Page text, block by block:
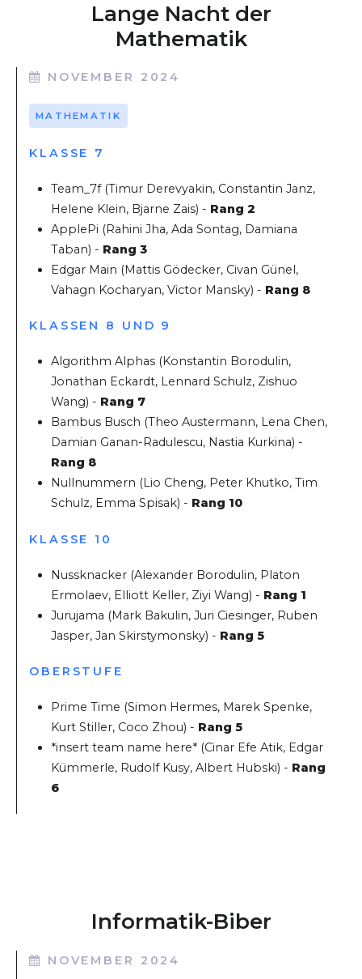
Lange Nacht der
Mathematik
NOVEMBER 2024
MATHEMATIK
KLASSE 7
Team_7f (Timur Derevyakin, Constantin Janz,
Helene Klein, Bjarne Zais) - Rang 2
ApplePi (Rahini Jha, Ada Sontag, Damiana
Taban) - Rang 3
Edgar Main (Mattis Gödecker, Civan Günel,
Vahagn Kocharyan, Victor Mansky) - Rang 8
KLASSEN 8 UND 9
Algorithm Alphas (Konstantin Borodulin,
Jonathan Eckardt, Lennard Schulz, Zishuo
Wang) - Rang 7
Bambus Busch (Theo Austermann, Lena Chen,
Damian Ganan-Radulescu, Nastia Kurkina) -
Rang 8
Nullnummern (Lio Cheng, Peter Khutko, Tim
Schulz, Emma Spisak) - Rang 10
KLASSE 10
Nussknacker (Alexander Borodulin, Platon
Ermolaev, Elliott Keller, Ziyi Wang) - Rang 1
Jurujama (Mark Bakulin, Juri Ciesinger, Ruben
Jasper, Jan Skirstymonsky) - Rang 5
OBERSTUFE
Prime Time (Simon Hermes, Marek Spenke,
Kurt Stiller, Coco Zhou) - Rang 5
*insert team name here* (Cinar Efe Atik, Edgar
Kümmerle, Rudolf Kusy, Albert Hubski) - Rang
6
Informatik-Biber
NOVEMBER 2024